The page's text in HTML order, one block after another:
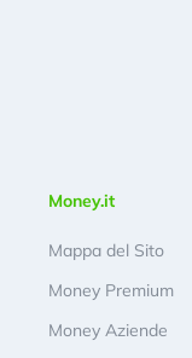
Money.it
Mappa del Sito
Money Premium
Money Aziende